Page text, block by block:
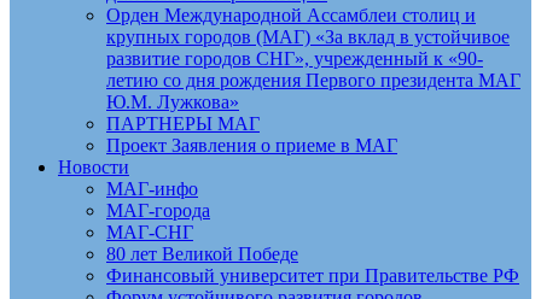
Орден Международной Ассамблеи столиц и
крупных городов (МАГ) «За вклад в устойчивое
развитие городов СНГ», учрежденный к «90-
летию со дня рождения Первого президента МАГ
Ю.М. Лужкова»
ПАРТНЕРЫ МАГ
Проект Заявления о приеме в МАГ
Новости
МАГ-инфо
МАГ-города
МАГ-СНГ
80 лет Великой Победе
Финансовый университет при Правительстве РФ